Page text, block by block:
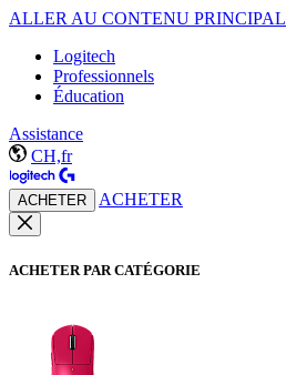
ALLER AU CONTENU PRINCIPAL
Logitech
Professionnels
Éducation
Assistance
CH,fr
ACHETER ACHETER
ACHETER PAR CATÉGORIE